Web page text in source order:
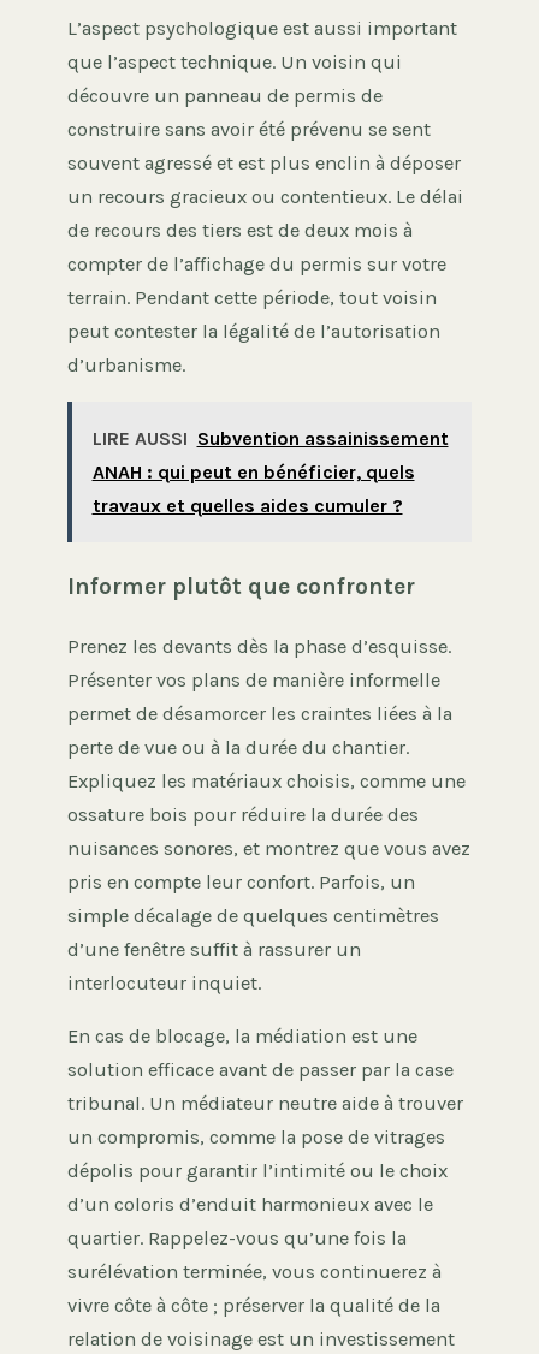
L’aspect psychologique est aussi important
que l’aspect technique. Un voisin qui
découvre un panneau de permis de
construire sans avoir été prévenu se sent
souvent agressé et est plus enclin à déposer
un recours gracieux ou contentieux. Le délai
de recours des tiers est de deux mois à
compter de l’affichage du permis sur votre
terrain. Pendant cette période, tout voisin
peut contester la légalité de l’autorisation
d’urbanisme.
LIRE AUSSI Subvention assainissement
ANAH : qui peut en bénéficier, quels
travaux et quelles aides cumuler ?
Informer plutôt que confronter
Prenez les devants dès la phase d’esquisse.
Présenter vos plans de manière informelle
permet de désamorcer les craintes liées à la
perte de vue ou à la durée du chantier.
Expliquez les matériaux choisis, comme une
ossature bois pour réduire la durée des
nuisances sonores, et montrez que vous avez
pris en compte leur confort. Parfois, un
simple décalage de quelques centimètres
d’une fenêtre suffit à rassurer un
interlocuteur inquiet.
En cas de blocage, la médiation est une
solution efficace avant de passer par la case
tribunal. Un médiateur neutre aide à trouver
un compromis, comme la pose de vitrages
dépolis pour garantir l’intimité ou le choix
d’un coloris d’enduit harmonieux avec le
quartier. Rappelez-vous qu’une fois la
surélévation terminée, vous continuerez à
vivre côte à côte ; préserver la qualité de la
relation de voisinage est un investissement